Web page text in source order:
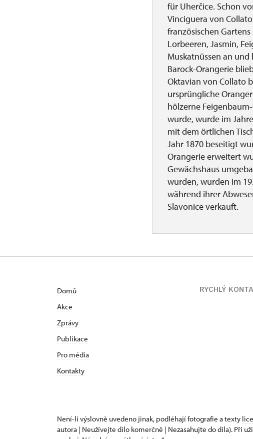
für Uherčice. Schon
Vinciguera von
französischen
Lorbeeren, Jasmin,
Muskatnüssen an
Barock-Orangerie
Oktavian von Collato
ursprüngliche
hölzerne
wurde, wurde im
mit dem örtlichen
Jahr 1870 beseitigt
Orangerie erweitert
Gewächshaus
wurden, wurden im
während ihrer
Slavonice verkauft.
Domů
Akce
Zprávy
Publikace
Pro média
Kontakty
RYCHLÝ
Není-li výslovně uvedeno jinak, podléhají fotografie a texty
autora | Neužívejte dílo komerčně | Nezasahujte do díla). Při